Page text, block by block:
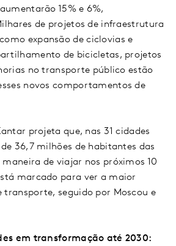
15% e 6%,
de projetos de infraestrutura
expansão de ciclovias e
de bicicletas, projetos
no transporte público estão
novos comportamentos de
projeta que, nas 31 cidades
36,7 milhões de habitantes das
de viajar nos próximos 10
marcado para ver a maior
transporte, seguido por Moscou e
em transformação até 2030: